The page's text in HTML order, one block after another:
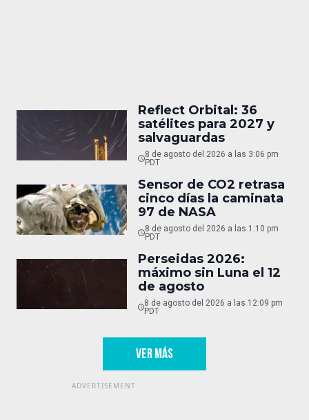
Reflect Orbital: 36
satélites para 2027 y
salvaguardas
8 de agosto del 2026 a las 3:06 pm
PDT
Sensor de CO2 retrasa
cinco días la caminata
97 de NASA
8 de agosto del 2026 a las 1:10 pm
PDT
Perseidas 2026:
máximo sin Luna el 12
de agosto
8 de agosto del 2026 a las 12:09 pm
PDT
VER MÁS